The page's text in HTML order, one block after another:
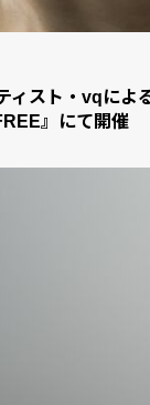
ィスト・vqによ
』にて開催